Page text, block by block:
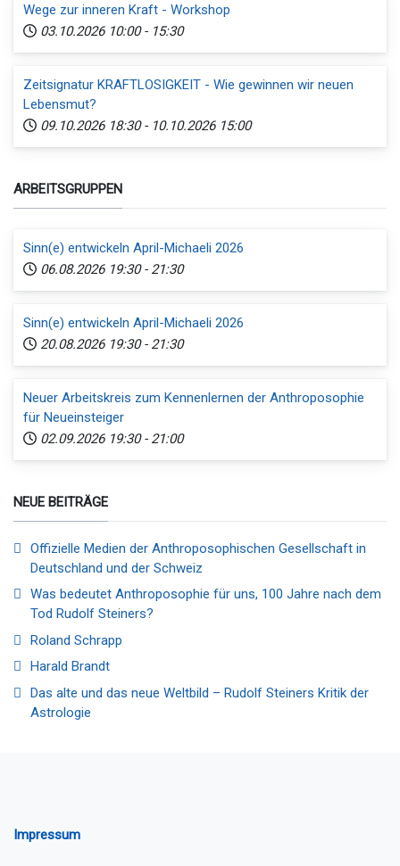
Wege zur inneren Kraft - Workshop
03.10.2026 10:00 - 15:30
Zeitsignatur KRAFTLOSIGKEIT - Wie gewinnen wir neuen
Lebensmut?
09.10.2026 18:30 - 10.10.2026 15:00
ARBEITSGRUPPEN
Sinn(e) entwickeln April-Michaeli 2026
06.08.2026 19:30 - 21:30
Sinn(e) entwickeln April-Michaeli 2026
20.08.2026 19:30 - 21:30
Neuer Arbeitskreis zum Kennenlernen der Anthroposophie
für Neueinsteiger
02.09.2026 19:30 - 21:00
NEUE BEITRÄGE
Offizielle Medien der Anthroposophischen Gesellschaft in
Deutschland und der Schweiz
Was bedeutet Anthroposophie für uns, 100 Jahre nach dem
Tod Rudolf Steiners?
Roland Schrapp
Harald Brandt
Das alte und das neue Weltbild – Rudolf Steiners Kritik der
Astrologie
Impressum